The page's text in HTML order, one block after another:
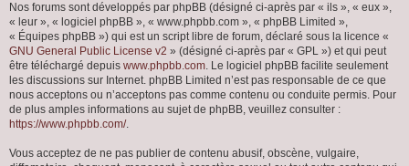
Nos forums sont développés par phpBB (désigné ci-après par « ils », « eux »,
« leur », « logiciel phpBB », « www.phpbb.com », « phpBB Limited »,
« Équipes phpBB ») qui est un script libre de forum, déclaré sous la licence «
GNU General Public License v2 » (désigné ci-après par « GPL ») et qui peut
être téléchargé depuis www.phpbb.com. Le logiciel phpBB facilite seulement
les discussions sur Internet. phpBB Limited n’est pas responsable de ce que
nous acceptons ou n’acceptons pas comme contenu ou conduite permis. Pour
de plus amples informations au sujet de phpBB, veuillez consulter :
https://www.phpbb.com/.
Vous acceptez de ne pas publier de contenu abusif, obscène, vulgaire,